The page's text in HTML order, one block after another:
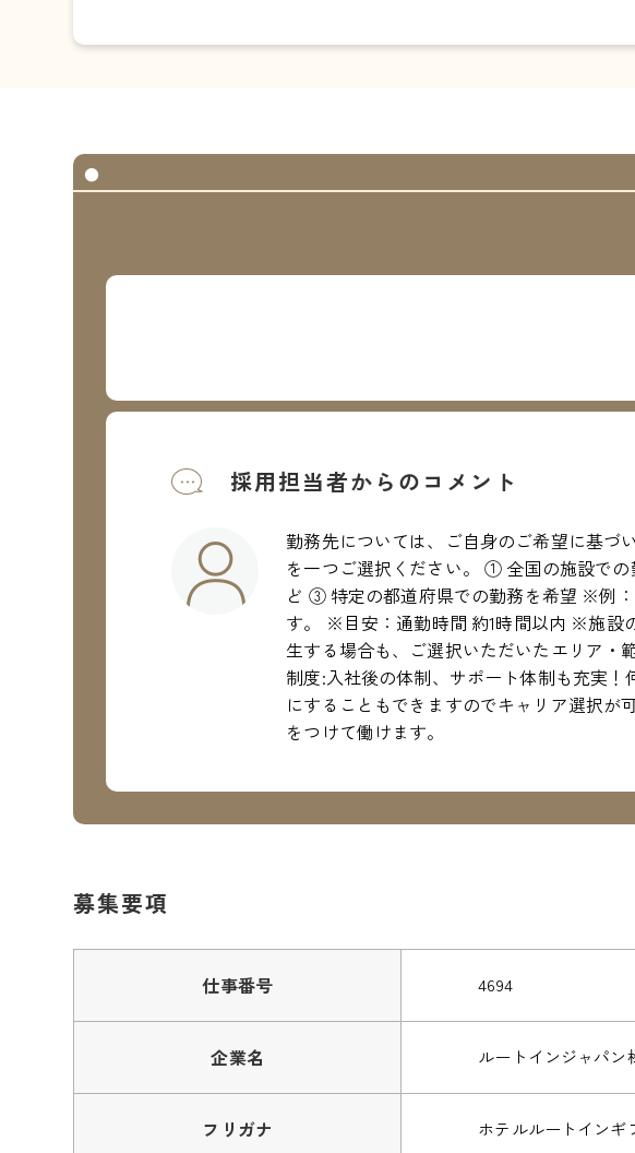
採用担当者からのコメント
勤務先については、ご自身のご希望に基づ
を一つご選択ください。 ① 全国の施設で
ど ③ 特定の都道府県での勤務を希望 ※例
す。 ※目安：通勤時間 約1時間以内 ※施設
生する場合も、ご選択いただいたエリア
制度:入社後の体制、サポート体制も充実
にすることもできますのでキャリア選択が
をつけて働けます。
募集要項
仕事番号 4694
企業名 ルートインジャパン
フリガナ ホテルルートインギ